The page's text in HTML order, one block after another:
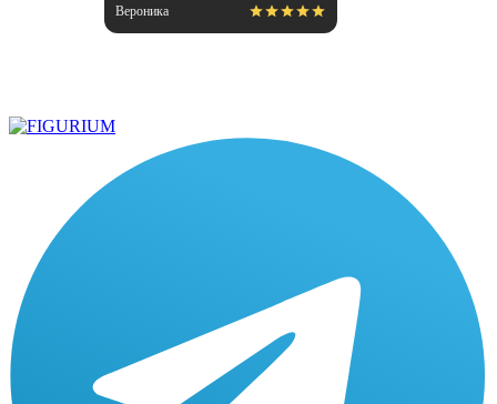
благодарность за покраску